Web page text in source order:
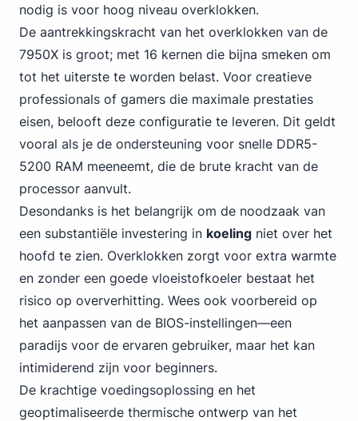
nodig is voor hoog niveau overklokken.
De aantrekkingskracht van het overklokken van de
7950X is groot; met 16 kernen die bijna smeken om
tot het uiterste te worden belast. Voor creatieve
professionals of gamers die maximale prestaties
eisen, belooft deze configuratie te leveren. Dit geldt
vooral als je de ondersteuning voor snelle DDR5-
5200 RAM meeneemt, die de brute kracht van de
processor aanvult.
Desondanks is het belangrijk om de noodzaak van
een substantiële investering in koeling niet over het
hoofd te zien. Overklokken zorgt voor extra warmte
en zonder een goede vloeistofkoeler bestaat het
risico op oververhitting. Wees ook voorbereid op
het aanpassen van de BIOS-instellingen—een
paradijs voor de ervaren gebruiker, maar het kan
intimiderend zijn voor beginners.
De krachtige voedingsoplossing en het
geoptimaliseerde thermische ontwerp van het